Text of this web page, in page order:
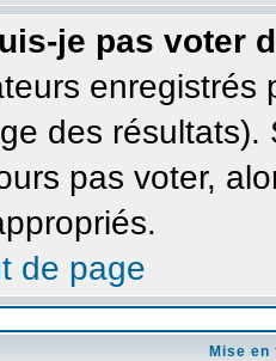
je pas voter
des
pas voter,
de page
Mise